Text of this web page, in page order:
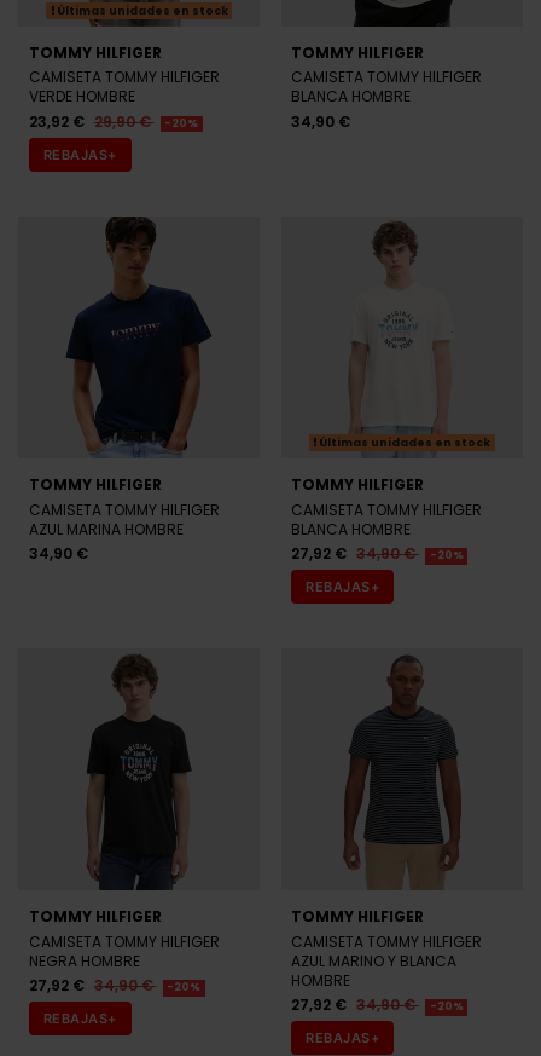
Últimas unidades en stock
TOMMY HILFIGER
CAMISETA TOMMY HILFIGER
VERDE HOMBRE
23,92 € 29,90 € -20%
REBAJAS+
TOMMY HILFIGER
CAMISETA TOMMY HILFIGER
BLANCA HOMBRE
34,90 €
TOMMY HILFIGER
CAMISETA TOMMY HILFIGER
AZUL MARINA HOMBRE
34,90 €
Últimas unidades en stock
TOMMY HILFIGER
CAMISETA TOMMY HILFIGER
BLANCA HOMBRE
27,92 € 34,90 € -20%
REBAJAS+
TOMMY HILFIGER
CAMISETA TOMMY HILFIGER
NEGRA HOMBRE
27,92 € 34,90 € -20%
REBAJAS+
TOMMY HILFIGER
CAMISETA TOMMY HILFIGER
AZUL MARINO Y BLANCA
HOMBRE
27,92 € 34,90 € -20%
REBAJAS+